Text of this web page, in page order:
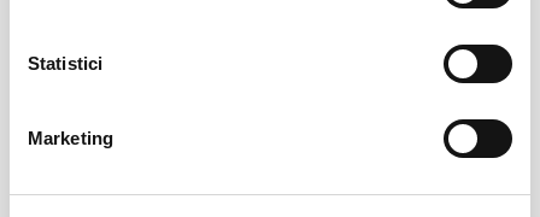
Statistici
Marketing
03
iul